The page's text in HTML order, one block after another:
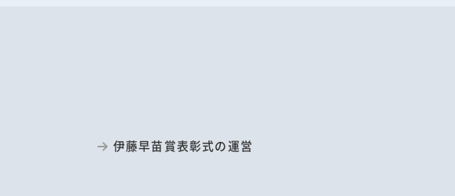
伊藤早苗賞表彰式の運営